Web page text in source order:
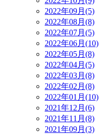
2022年09月(5)
2022年08月(8)
2022年07月(5)
2022年06月(10)
2022年05月(8)
2022年04月(5)
2022年03月(8)
2022年02月(8)
2022年01月(10)
2021年12月(6)
2021年11月(8)
2021年09月(3)